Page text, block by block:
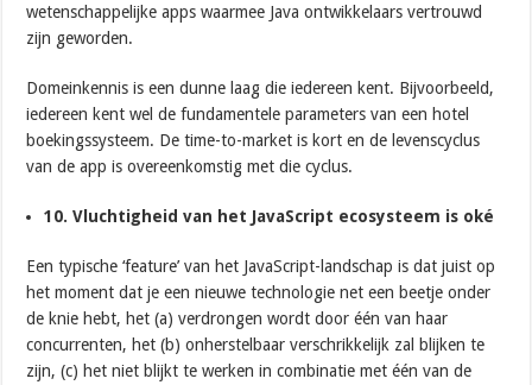
wetenschappelijke apps waarmee Java ontwikkelaars vertrouwd
zijn geworden.
Domeinkennis is een dunne laag die iedereen kent. Bijvoorbeeld,
iedereen kent wel de fundamentele parameters van een hotel
boekingssysteem. De time-to-market is kort en de levenscyclus
van de app is overeenkomstig met die cyclus.
10. Vluchtigheid van het JavaScript ecosysteem is oké
Een typische ‘feature’ van het JavaScript-landschap is dat juist op
het moment dat je een nieuwe technologie net een beetje onder
de knie hebt, het (a) verdrongen wordt door één van haar
concurrenten, het (b) onherstelbaar verschrikkelijk zal blijken te
zijn, (c) het niet blijkt te werken in combinatie met één van de